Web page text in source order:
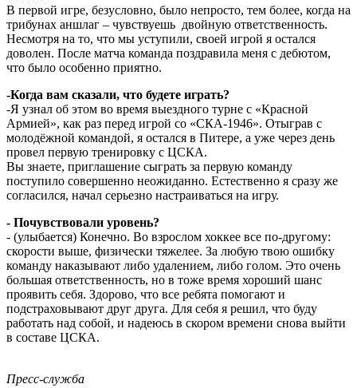
В первой игре, безусловно, было непросто, тем более, когда на
трибунах аншлаг – чувствуешь двойную ответственность.
Несмотря на то, что мы уступили, своей игрой я остался
доволен. После матча команда поздравила меня с дебютом,
что было особенно приятно.
-Когда вам сказали, что будете играть?
-Я узнал об этом во время выездного турне с «Красной
Армией», как раз перед игрой со «СКА-1946». Отыграв с
молодёжной командой, я остался в Питере, а уже через день
провел первую тренировку с ЦСКА.
Вы знаете, приглашение сыграть за первую команду
поступило совершенно неожиданно. Естественно я сразу же
согласился, начал серьезно настраиваться на игру.
- Почувствовали уровень?
- (улыбается) Конечно. Во взрослом хоккее все по-другому:
скорости выше, физически тяжелее. За любую твою ошибку
команду наказывают либо удалением, либо голом. Это очень
большая ответственность, но в тоже время хороший шанс
проявить себя. Здорово, что все ребята помогают и
подстраховывают друг друга. Для себя я решил, что буду
работать над собой, и надеюсь в скором времени снова выйти
в составе ЦСКА.
Пресс-служба